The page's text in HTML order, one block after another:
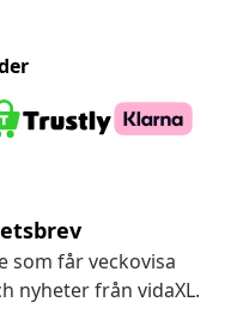
som får veckovisa
nyheter från vidaXL.